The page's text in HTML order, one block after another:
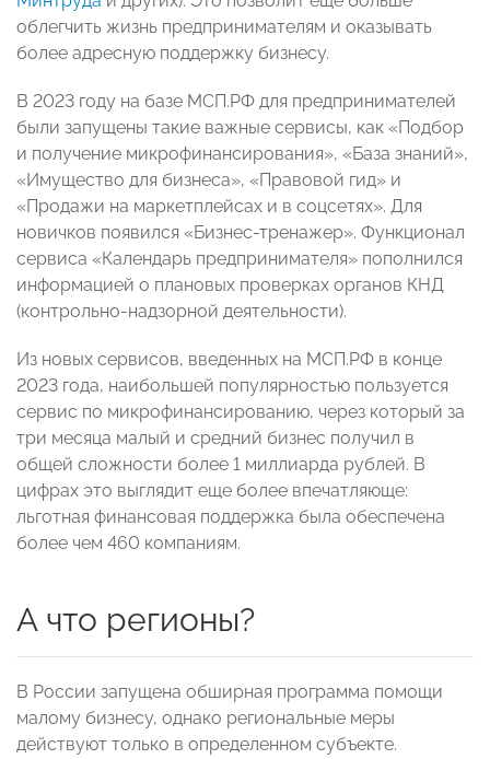
облегчить жизнь предпринимателям и оказывать
более адресную поддержку бизнесу.
В 2023 году на базе МСП.РФ для предпринимателей
были запущены такие важные сервисы, как «Подбор
и получение микрофинансирования», «База знаний»,
«Имущество для бизнеса», «Правовой гид» и
«Продажи на маркетплейсах и в соцсетях». Для
новичков появился «Бизнес-тренажер». Функционал
сервиса «Календарь предпринимателя» пополнился
информацией о плановых проверках органов КНД
(контрольно-надзорной деятельности).
Из новых сервисов, введенных на МСП.РФ в конце
2023 года, наибольшей популярностью пользуется
сервис по микрофинансированию, через который за
три месяца малый и средний бизнес получил в
общей сложности более 1 миллиарда рублей. В
цифрах это выглядит еще более впечатляюще:
льготная финансовая поддержка была обеспечена
более чем 460 компаниям.
А что регионы?
В России запущена обширная программа помощи
малому бизнесу, однако региональные меры
действуют только в определенном субъекте.